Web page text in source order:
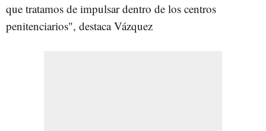
que tratamos de impulsar dentro de los centros
penitenciarios", destaca Vázquez